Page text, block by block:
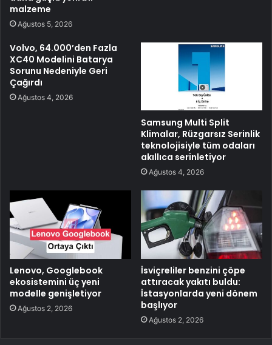
malzeme
Ağustos 5, 2026
Volvo, 64.000’den Fazla
XC40 Modelini Batarya
Sorunu Nedeniyle Geri
Çağırdı
Ağustos 4, 2026
Samsung Multi Split
Klimalar, Rüzgarsız Serinlik
teknolojisiyle tüm odaları
akıllıca serinletiyor
Ağustos 4, 2026
Lenovo, Googlebook
ekosistemini üç yeni
modelle genişletiyor
Ağustos 2, 2026
İsviçreliler benzini çöpe
attıracak yakıtı buldu:
İstasyonlarda yeni dönem
başlıyor
Ağustos 2, 2026